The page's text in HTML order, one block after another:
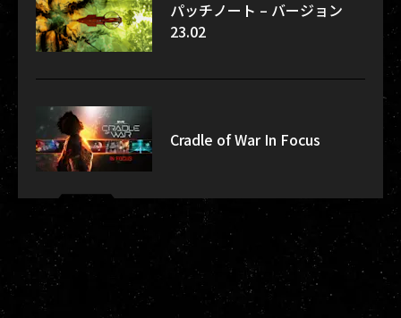
パッチノート – バージョン
23.02
Cradle of War In Focus